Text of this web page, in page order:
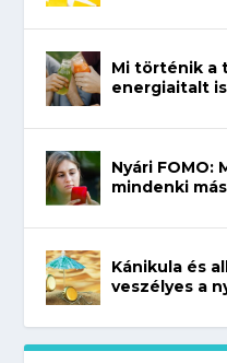
Mi történik a
energiaitalt
Nyári FOMO:
mindenki
Kánikula és
veszélyes a